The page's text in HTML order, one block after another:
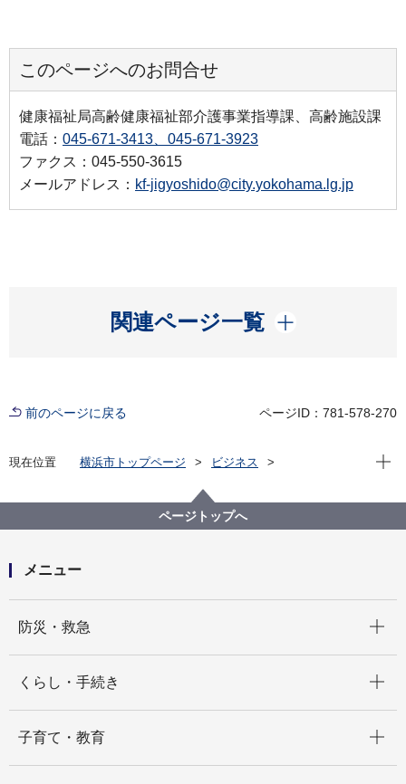
このページへのお問合せ
健康福祉局高齢健康福祉部介護事業指導課、高齢施設課
電話： 045-671-3413、045-671-3923
ファクス：045-550-3615
メールアドレス： kf-jigyoshido@city.yokohama.lg.jp
関連ページ一覧
開く
前のページに戻る ページID：781-578-270
現在位置 横浜市トップページ
ビジネス
事業者指定・委託等の手続き
居宅・施設サービス関連
１ 新規指定
１ 新規指定
現在
ページトップへ
メニュー
防災・救急
くらし・手続き
子育て・教育